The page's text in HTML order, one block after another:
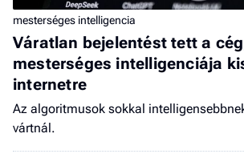
mesterséges intelligencia
Váratlan bejelentést tett a
mesterséges intelligenciája
internetre
Az algoritmusok sokkal
vártnál.